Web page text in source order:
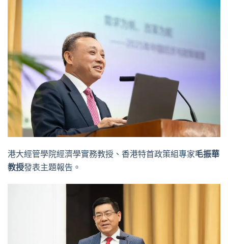
港大經管學院經濟學實務教授、香港特首政策組專家毛振華
教授發表主題報告。